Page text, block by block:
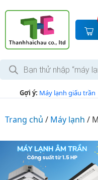
c
n
T
m
i
p
Gợi ý: Máy lạnh giấu trần
Trang chủ / Máy lạnh /